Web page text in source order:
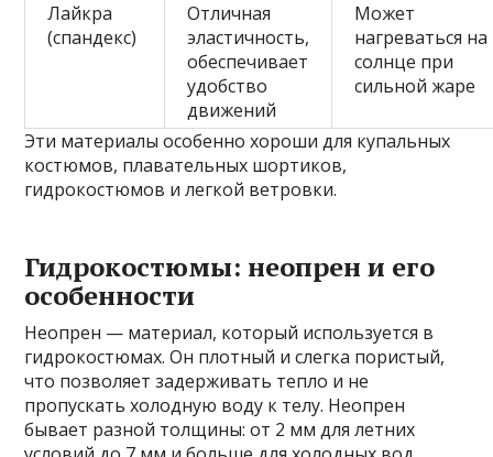
Лайкра
(спандекс)
Отличная
эластичность,
обеспечивает
удобство
движений
Может
нагреваться на
солнце при
сильной жаре
Эти материалы особенно хороши для купальных
костюмов, плавательных шортиков,
гидрокостюмов и легкой ветровки.
Гидрокостюмы: неопрен и его
особенности
Неопрен — материал, который используется в
гидрокостюмах. Он плотный и слегка пористый,
что позволяет задерживать тепло и не
пропускать холодную воду к телу. Неопрен
бывает разной толщины: от 2 мм для летних